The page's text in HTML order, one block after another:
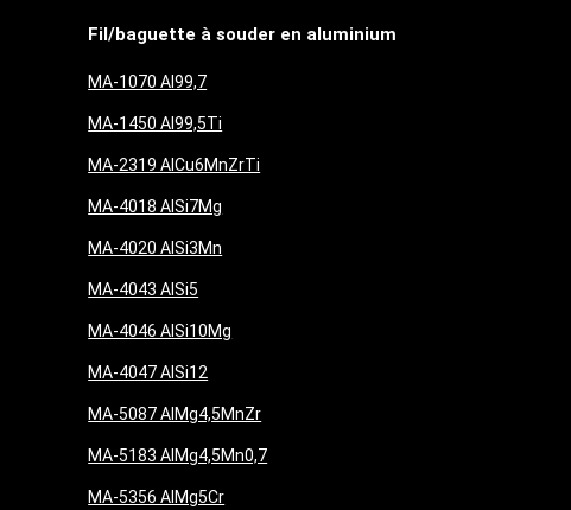
Fil/baguette à souder en aluminium
MA-1070 Al99,7
MA-1450 Al99,5Ti
MA-2319 AlCu6MnZrTi
MA-4018 AlSi7Mg
MA-4020 AlSi3Mn
MA-4043 AlSi5
MA-4046 AlSi10Mg
MA-4047 AlSi12
MA-5087 AlMg4,5MnZr
MA-5183 AlMg4,5Mn0,7
MA-5356 AlMg5Cr